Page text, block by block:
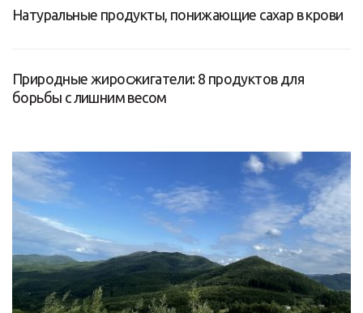
Натуральные продукты, понижающие сахар в крови
Природные жиросжигатели: 8 продуктов для
борьбы с лишним весом